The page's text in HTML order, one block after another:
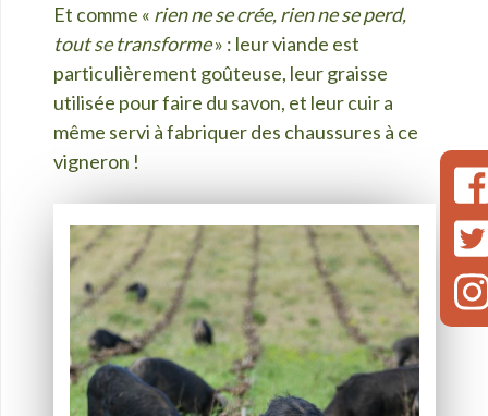
Et comme « rien ne se crée, rien ne se perd,
tout se transforme» : leur viande est
particulièrement goûteuse, leur graisse
utilisée pour faire du savon, et leur cuir a
même servi à fabriquer des chaussures à ce
vigneron !